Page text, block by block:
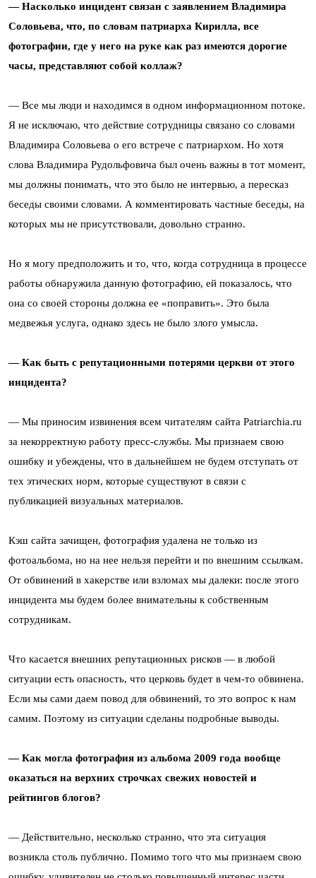
— Насколько инцидент связан с заявлением Владимира
Соловьева, что, по словам патриарха Кирилла, все
фотографии, где у него на руке как раз имеются дорогие
часы, представляют собой коллаж?
— Все мы люди и находимся в одном информационном потоке.
Я не исключаю, что действие сотрудницы связано со словами
Владимира Соловьева о его встрече с патриархом. Но хотя
слова Владимира Рудольфовича был очень важны в тот момент,
мы должны понимать, что это было не интервью, а пересказ
беседы своими словами. А комментировать частные беседы, на
которых мы не присутствовали, довольно странно.
Но я могу предположить и то, что, когда сотрудница в процессе
работы обнаружила данную фотографию, ей показалось, что
она со своей стороны должна ее «поправить». Это была
медвежья услуга, однако здесь не было злого умысла.
— Как быть с репутационными потерями церкви от этого
инцидента?
— Мы приносим извинения всем читателям сайта Patriarсhia.ru
за некорректную работу пресс-службы. Мы признаем свою
ошибку и убеждены, что в дальнейшем не будем отступать от
тех этических норм, которые существуют в связи с
публикацией визуальных материалов.
Кэш сайта зачищен, фотография удалена не только из
фотоальбома, но на нее нельзя перейти и по внешним ссылкам.
От обвинений в хакерстве или взломах мы далеки: после этого
инцидента мы будем более внимательны к собственным
сотрудникам.
Что касается внешних репутационных рисков — в любой
ситуации есть опасность, что церковь будет в чем-то обвинена.
Если мы сами даем повод для обвинений, то это вопрос к нам
самим. Поэтому из ситуации сделаны подробные выводы.
— Как могла фотография из альбома 2009 года вообще
оказаться на верхних строчках свежих новостей и
рейтингов блогов?
— Действительно, несколько странно, что эта ситуация
возникла столь публично. Помимо того что мы признаем свою